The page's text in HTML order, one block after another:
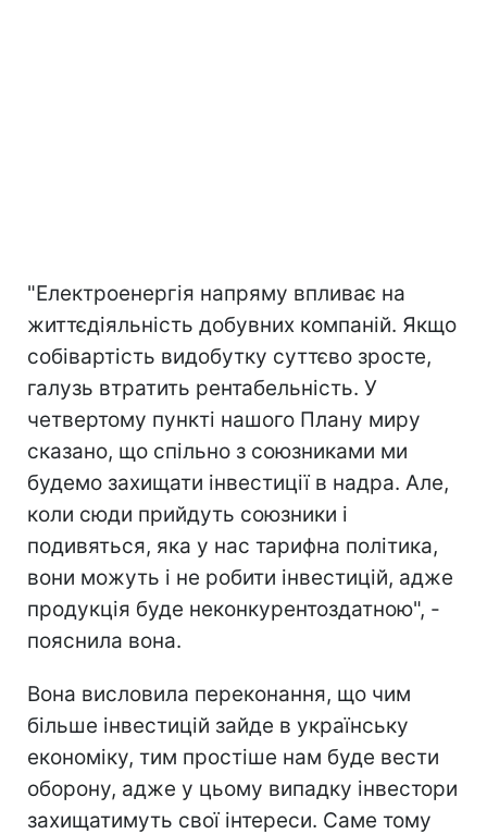
"Електроенергія напряму впливає на
життєдіяльність добувних компаній. Якщо
собівартість видобутку суттєво зросте,
галузь втратить рентабельність. У
четвертому пункті нашого Плану миру
сказано, що спільно з союзниками ми
будемо захищати інвестиції в надра. Але,
коли сюди прийдуть союзники і
подивяться, яка у нас тарифна політика,
вони можуть і не робити інвестицій, адже
продукція буде неконкурентоздатною", -
пояснила вона.
Вона висловила переконання, що чим
більше інвестицій зайде в українську
економіку, тим простіше нам буде вести
оборону, адже у цьому випадку інвестори
захищатимуть свої інтереси. Саме тому